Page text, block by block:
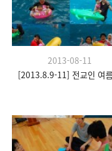
2013-08-11